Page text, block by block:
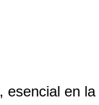
esencial en